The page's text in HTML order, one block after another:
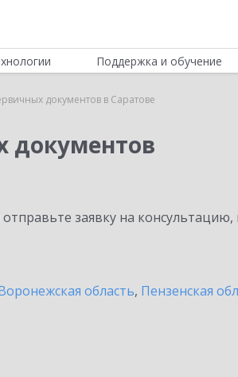
Поддержка и обучение
документов в Саратове
документов
заявку на консультацию,
область, Пензенская